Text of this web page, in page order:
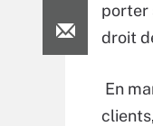
porter
droit
En